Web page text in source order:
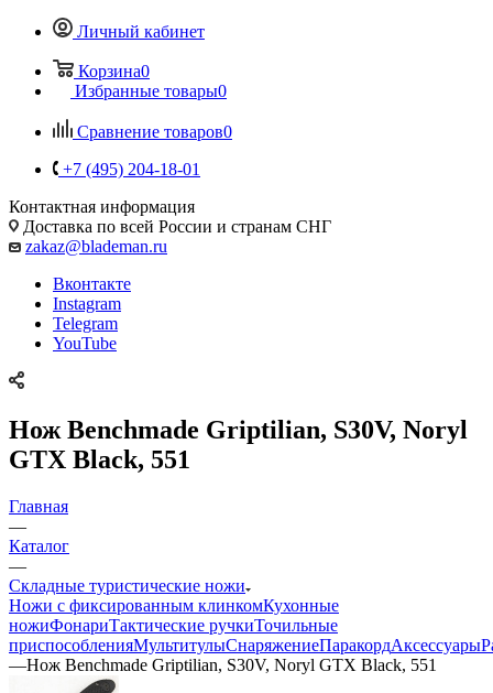
Личный кабинет
Корзина0
Избранные товары0
Сравнение товаров0
+7 (495) 204-18-01
Контактная информация
Доставка по всей России и странам СНГ
zakaz@blademan.ru
Вконтакте
Instagram
Telegram
YouTube
Нож Benchmade Griptilian, S30V, Noryl
GTX Black, 551
Главная
—
Каталог
—
Складные туристические ножи
Ножи с фиксированным клинкомКухонные
ножиФонариТактические ручкиТочильные
приспособленияМультитулыСнаряжениеПаракордАксессуары
—Нож Benchmade Griptilian, S30V, Noryl GTX Black, 551